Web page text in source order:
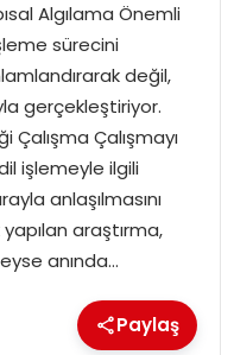
Algılama Önemli
sürecini
değil,
gerçekleştiriyor.
Çalışma Çalışmayı
işlemeyle ilgili
anlaşılmasını
araştırma,
anında…
Paylaş